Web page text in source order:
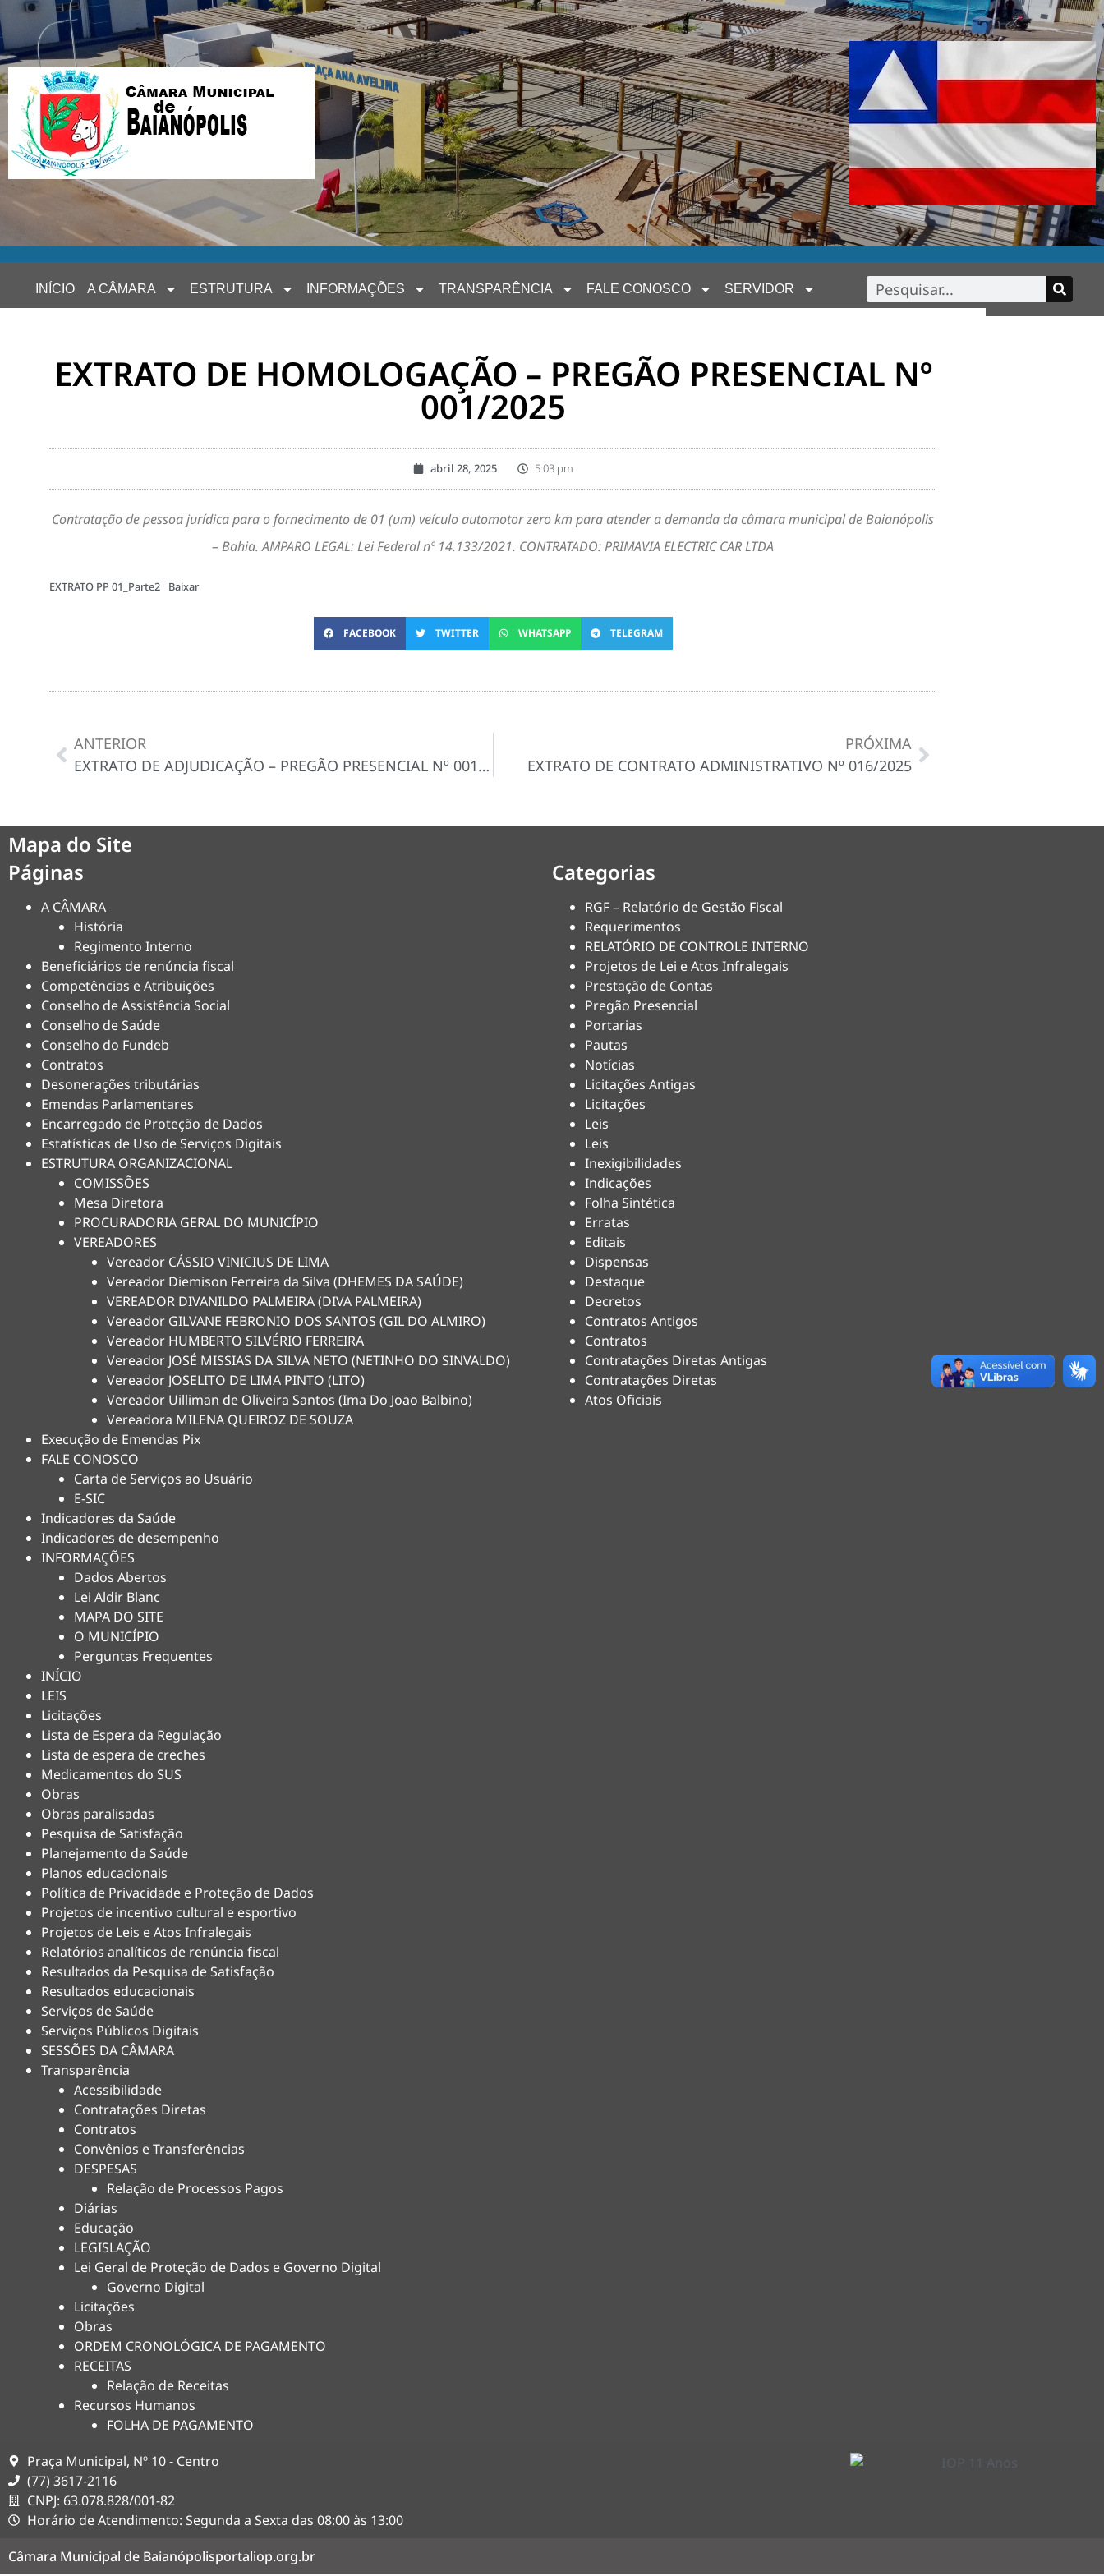
INÍCIO A CÂMARA ESTRUTURA INFORMAÇÕES TRANSPARÊNCIA FALE CONOSCO SERVIDOR
EXTRATO DE HOMOLOGAÇÃO – PREGÃO PRESENCIAL Nº
001/2025
abril 28, 2025 5:03 pm
Contratação de pessoa jurídica para o fornecimento de 01 (um) veículo automotor zero km para atender a demanda da câmara municipal de Baianópolis
– Bahia. AMPARO LEGAL: Lei Federal nº 14.133/2021. CONTRATADO: PRIMAVIA ELECTRIC CAR LTDA
EXTRATO PP 01_Parte2 Baixar
FACEBOOK TWITTER WHATSAPP TELEGRAM
ANTERIOR
EXTRATO DE ADJUDICAÇÃO – PREGÃO PRESENCIAL Nº 001/2025
PRÓXIMA
EXTRATO DE CONTRATO ADMINISTRATIVO Nº 016/2025
Mapa do Site
Páginas
A CÂMARA
História
Regimento Interno
Beneficiários de renúncia fiscal
Competências e Atribuições
Conselho de Assistência Social
Conselho de Saúde
Conselho do Fundeb
Contratos
Desonerações tributárias
Emendas Parlamentares
Encarregado de Proteção de Dados
Estatísticas de Uso de Serviços Digitais
ESTRUTURA ORGANIZACIONAL
COMISSÕES
Mesa Diretora
PROCURADORIA GERAL DO MUNICÍPIO
VEREADORES
Vereador CÁSSIO VINICIUS DE LIMA
Vereador Diemison Ferreira da Silva (DHEMES DA SAÚDE)
VEREADOR DIVANILDO PALMEIRA (DIVA PALMEIRA)
Vereador GILVANE FEBRONIO DOS SANTOS (GIL DO ALMIRO)
Vereador HUMBERTO SILVÉRIO FERREIRA
Vereador JOSÉ MISSIAS DA SILVA NETO (NETINHO DO SINVALDO)
Vereador JOSELITO DE LIMA PINTO (LITO)
Vereador Uilliman de Oliveira Santos (Ima Do Joao Balbino)
Vereadora MILENA QUEIROZ DE SOUZA
Execução de Emendas Pix
FALE CONOSCO
Carta de Serviços ao Usuário
E-SIC
Indicadores da Saúde
Indicadores de desempenho
INFORMAÇÕES
Dados Abertos
Lei Aldir Blanc
MAPA DO SITE
O MUNICÍPIO
Perguntas Frequentes
INÍCIO
LEIS
Licitações
Lista de Espera da Regulação
Lista de espera de creches
Medicamentos do SUS
Obras
Obras paralisadas
Pesquisa de Satisfação
Planejamento da Saúde
Planos educacionais
Política de Privacidade e Proteção de Dados
Projetos de incentivo cultural e esportivo
Projetos de Leis e Atos Infralegais
Relatórios analíticos de renúncia fiscal
Resultados da Pesquisa de Satisfação
Resultados educacionais
Serviços de Saúde
Serviços Públicos Digitais
SESSÕES DA CÂMARA
Transparência
Acessibilidade
Contratações Diretas
Contratos
Convênios e Transferências
DESPESAS
Relação de Processos Pagos
Diárias
Educação
LEGISLAÇÃO
Lei Geral de Proteção de Dados e Governo Digital
Governo Digital
Licitações
Obras
ORDEM CRONOLÓGICA DE PAGAMENTO
RECEITAS
Relação de Receitas
Recursos Humanos
FOLHA DE PAGAMENTO
Categorias
RGF – Relatório de Gestão Fiscal
Requerimentos
RELATÓRIO DE CONTROLE INTERNO
Projetos de Lei e Atos Infralegais
Prestação de Contas
Pregão Presencial
Portarias
Pautas
Notícias
Licitações Antigas
Licitações
Leis
Leis
Inexigibilidades
Indicações
Folha Sintética
Erratas
Editais
Dispensas
Destaque
Decretos
Contratos Antigos
Contratos
Contratações Diretas Antigas
Contratações Diretas
Atos Oficiais
Praça Municipal, Nº 10 - Centro
(77) 3617-2116
CNPJ: 63.078.828/001-82
Horário de Atendimento: Segunda a Sexta das 08:00 às 13:00
Câmara Municipal de Baianópolisportaliop.org.br